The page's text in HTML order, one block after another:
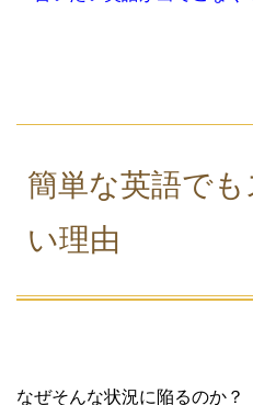
簡単な英語で
い理由
なぜそんな状況に陥るのか？